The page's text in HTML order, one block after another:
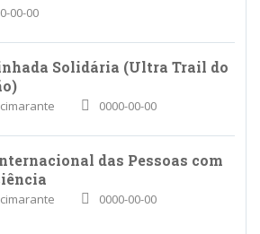
00-00
Solidária (Ultra Trail do
0000-00-00
das Pessoas com
0000-00-00